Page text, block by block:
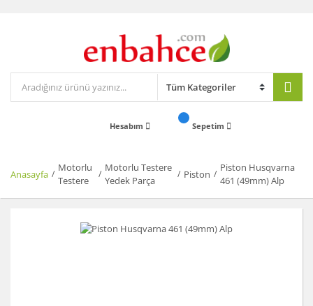
Hesabım Sepetim
Anasayfa
Motorlu
Testere
Motorlu Testere
Yedek Parça
Piston
Piston Husqvarna
461 (49mm) Alp